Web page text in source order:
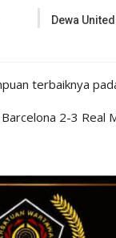
Dewa
terbaiknya
2-3 Real